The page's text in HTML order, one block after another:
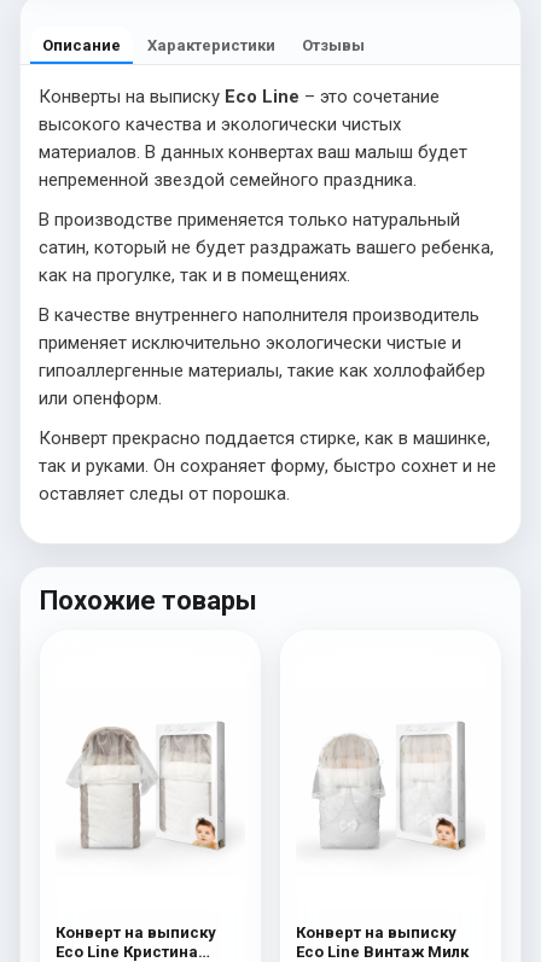
Описание Характеристики Отзывы
Конверты на выписку Eco Line – это сочетание
высокого качества и экологически чистых
материалов. В данных конвертах ваш малыш будет
непременной звездой семейного праздника.
В производстве применяется только натуральный
сатин, который не будет раздражать вашего ребенка,
как на прогулке, так и в помещениях.
В качестве внутреннего наполнителя производитель
применяет исключительно экологически чистые и
гипоаллергенные материалы, такие как холлофайбер
или опенформ.
Конверт прекрасно поддается стирке, как в машинке,
так и руками. Он сохраняет форму, быстро сохнет и не
оставляет следы от порошка.
Похожие товары
Конверт на выписку
Eco Line Кристина
Конверт на выписку
Eco Line Винтаж Милк